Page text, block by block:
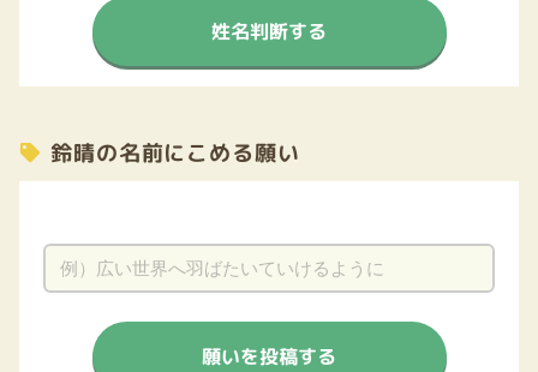
姓名判断する
鈴晴の名前にこめる願い
願いを投稿する